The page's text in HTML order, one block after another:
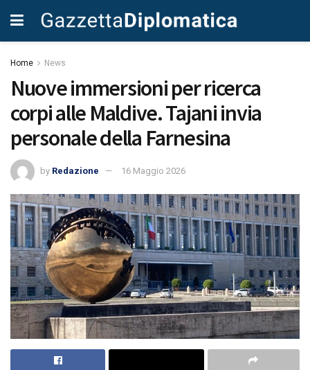
Home News
Nuove immersioni per ricerca
corpi alle Maldive. Tajani invia
personale della Farnesina
by Redazione 16 Maggio 2026